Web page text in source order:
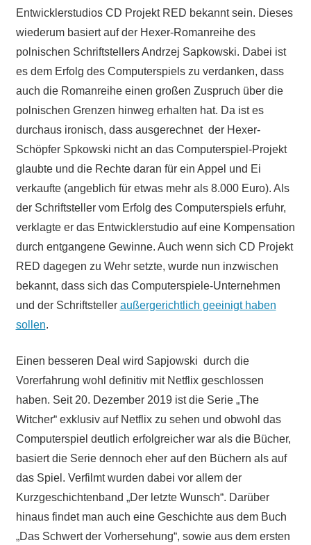
Entwicklerstudios CD Projekt RED bekannt sein. Dieses
wiederum basiert auf der Hexer-Romanreihe des
polnischen Schriftstellers Andrzej Sapkowski. Dabei ist
es dem Erfolg des Computerspiels zu verdanken, dass
auch die Romanreihe einen großen Zuspruch über die
polnischen Grenzen hinweg erhalten hat. Da ist es
durchaus ironisch, dass ausgerechnet der Hexer-
Schöpfer Spkowski nicht an das Computerspiel-Projekt
glaubte und die Rechte daran für ein Appel und Ei
verkaufte (angeblich für etwas mehr als 8.000 Euro). Als
der Schriftsteller vom Erfolg des Computerspiels erfuhr,
verklagte er das Entwicklerstudio auf eine Kompensation
durch entgangene Gewinne. Auch wenn sich CD Projekt
RED dagegen zu Wehr setzte, wurde nun inzwischen
bekannt, dass sich das Computerspiele-Unternehmen
und der Schriftsteller außergerichtlich geeinigt haben
sollen.
Einen besseren Deal wird Sapjowski durch die
Vorerfahrung wohl definitiv mit Netflix geschlossen
haben. Seit 20. Dezember 2019 ist die Serie „The
Witcher“ exklusiv auf Netflix zu sehen und obwohl das
Computerspiel deutlich erfolgreicher war als die Bücher,
basiert die Serie dennoch eher auf den Büchern als auf
das Spiel. Verfilmt wurden dabei vor allem der
Kurzgeschichtenband „Der letzte Wunsch“. Darüber
hinaus findet man auch eine Geschichte aus dem Buch
„Das Schwert der Vorhersehung“, sowie aus dem ersten